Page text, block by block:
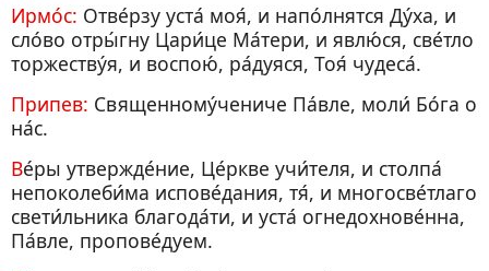
Ирмо́с: Отве́рзу уста́ моя́, и напо́лнятся Ду́ха, и
сло́во отры́гну Цари́це Ма́тери, и явлю́ся, све́тло
торжеству́я, и воспою́, ра́дуяся, Тоя́ чудеса́.
Припев: Священному́чениче Пáвле, моли́ Бо́га о
на́с.
Ве́ры утвержде́ние, Це́ркве учи́теля, и столпа́
непоколеби́ма испове́дания, тя́, и многосве́тлаго
свети́льника благода́ти, и уста́ огнедохнове́нна,
Па́вле, пропове́дуем.